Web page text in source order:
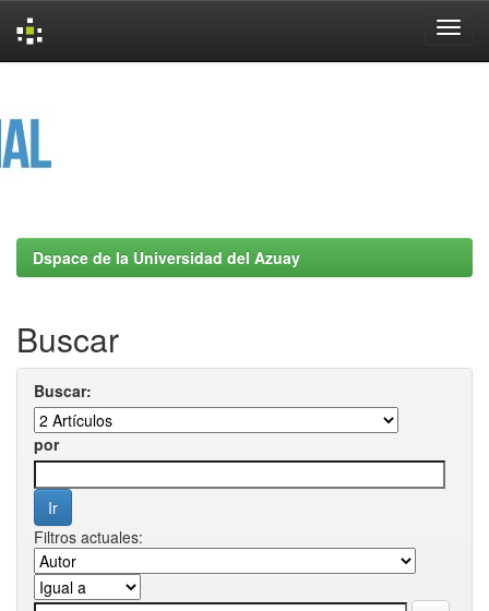
Dspace de la Universidad del Azuay
Buscar
Buscar:
por
Filtros actuales: